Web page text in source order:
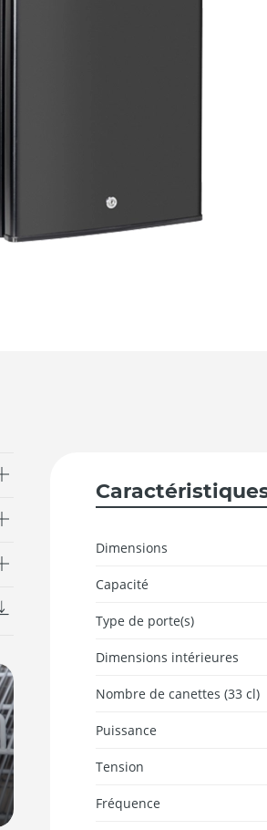
Dimensions
Capacité
Type de porte(s)
Dimensions intérieures
Nombre de canettes (33 cl)
Puissance
Tension
Fréquence